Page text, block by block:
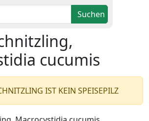
Suchen
cucumis
IST KEIN SPEISEPILZ